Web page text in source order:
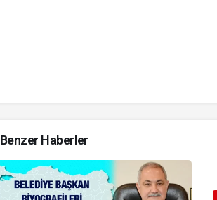
Benzer Haberler